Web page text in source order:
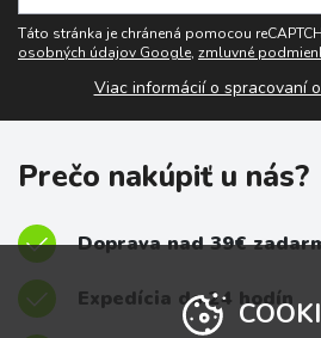
Táto stránka je chránená pomocou
osobných údajov Google, zmluvné
Viac informácií o spracovaní
Prečo nakúpiť u nás?
Doprava nad 39€
Expedícia do 24 hodín